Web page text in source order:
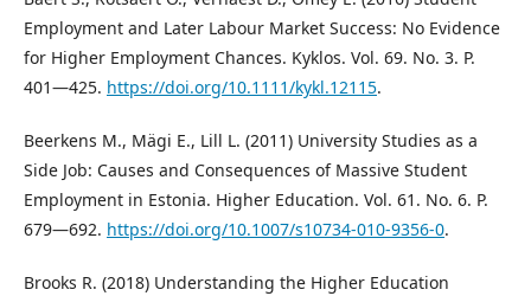
Employment and Later Labour Market Success: No Evidence
for Higher Employment Chances. Kyklos. Vol. 69. No. 3. P.
401—425. https://doi.org/10.1111/kykl.12115.
Beerkens M., Mägi E., Lill L. (2011) University Studies as a
Side Job: Causes and Consequences of Massive Student
Employment in Estonia. Higher Education. Vol. 61. No. 6. P.
679—692. https://doi.org/10.1007/s10734-010-9356-0.
Brooks R. (2018) Understanding the Higher Education